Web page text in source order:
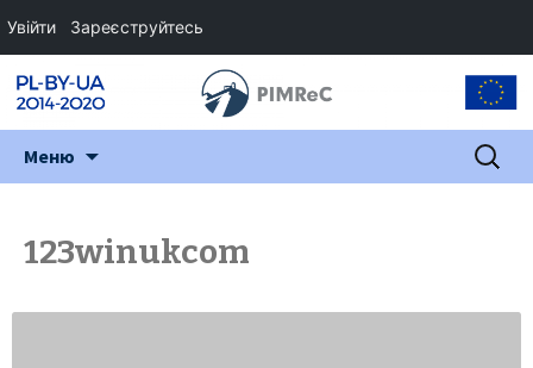
Меню Пошук:
123winukcom
Увійти Зареєструйтесь